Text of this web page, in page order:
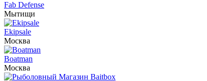
Fab Defense
Мытищи
Ekipsale
Москва
Boatman
Москва